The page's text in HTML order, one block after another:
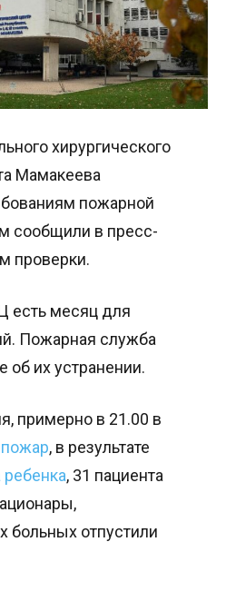
хирургического
Мамакеева
пожарной
сообщили в пресс-
проверки.
есть месяц для
Пожарная служба
об их устранении.
примерно в 21.00 в
, в результате
ребенка, 31 пациента
больных отпустили